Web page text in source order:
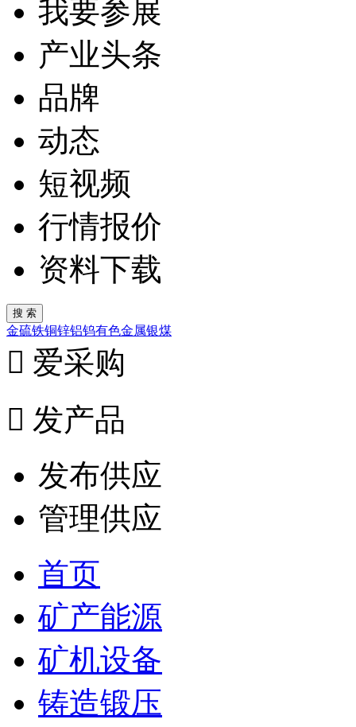
我要参展
产业头条
品牌
动态
短视频
行情报价
资料下载
金硫铁铜锌铝钨有色金属银煤
 爱采购
 发产品
发布供应
管理供应
首页
矿产能源
矿机设备
铸造锻压